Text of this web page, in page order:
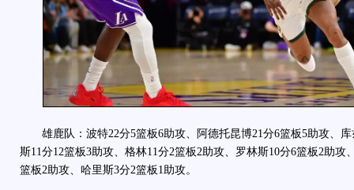
雄鹿队：波特22分5篮板6助攻、阿德托昆博21分6篮板5助攻、库
斯11分12篮板3助攻、格林11分2篮板2助攻、罗林斯10分6篮板2助攻
篮板2助攻、哈里斯3分2篮板1助攻。